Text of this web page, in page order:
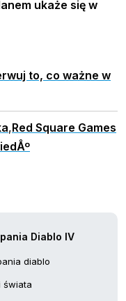
ukaże się w
to, co ważne w
,Red Square Games
Diablo IV
diablo
świata